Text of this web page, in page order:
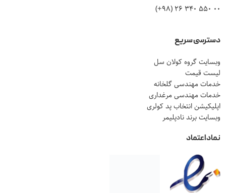
00 550 340 26 (98+)
دسترسی سریع
وبسایت گروه کولان سل
لیست قیمت
خدمات مهندسی گلخانه
خدمات مهندسی مرغداری
اپلیکیشن انتخاب پد کولری
وبسایت برند نادپلیمر
نماد اعتماد